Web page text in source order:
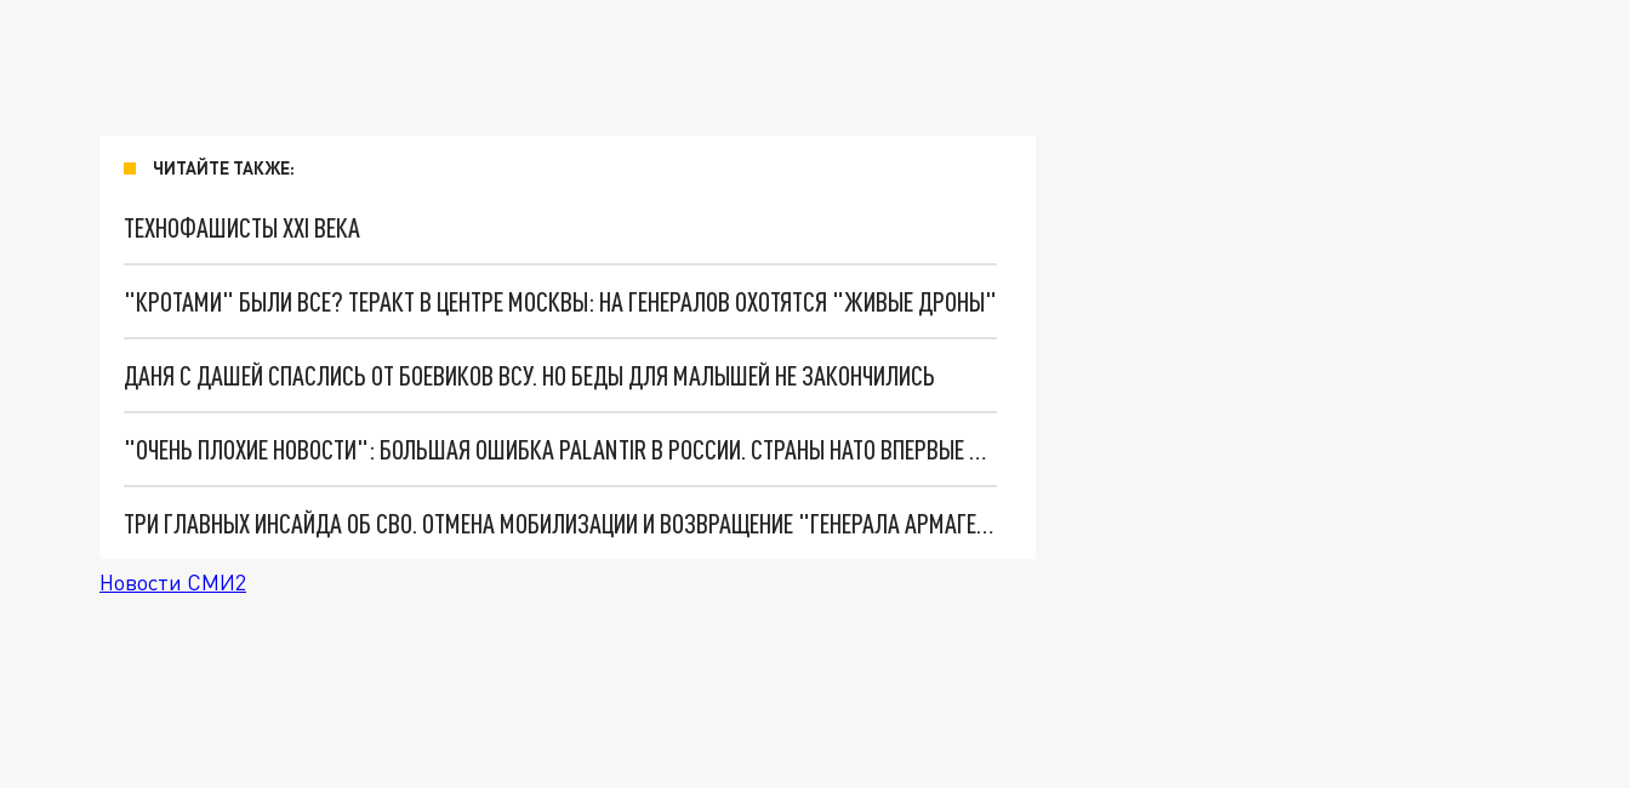
ЧИТАЙТЕ ТАКЖЕ:
ТЕХНОФАШИСТЫ XXI ВЕКА
"КРОТАМИ" БЫЛИ ВСЕ? ТЕРАКТ В ЦЕНТРЕ МОСКВЫ: НА ГЕНЕРАЛОВ ОХОТЯТСЯ "ЖИВЫЕ ДРОНЫ"
ДАНЯ С ДАШЕЙ СПАСЛИСЬ ОТ БОЕВИКОВ ВСУ. НО БЕДЫ ДЛЯ МАЛЫШЕЙ НЕ ЗАКОНЧИЛИСЬ
"ОЧЕНЬ ПЛОХИЕ НОВОСТИ": БОЛЬШАЯ ОШИБКА PALANTIR В РОССИИ. СТРАНЫ НАТО ВПЕРВЫЕ ЗА СВО ОСТАНОВИЛИ ПОСТАВКИ ОРУЖИЯ. ВСУ ТЕРЯЮТ ПРИГРАНИЧЬЕ?
ТРИ ГЛАВНЫХ ИНСАЙДА ОБ СВО. ОТМЕНА МОБИЛИЗАЦИИ И ВОЗВРАЩЕНИЕ "ГЕНЕРАЛА АРМАГЕДДОНА"? ОТЛИЧНЫЕ НОВОСТИ, КОТОРЫЕ ЖДАЛИ ВСЕ
Новости СМИ2